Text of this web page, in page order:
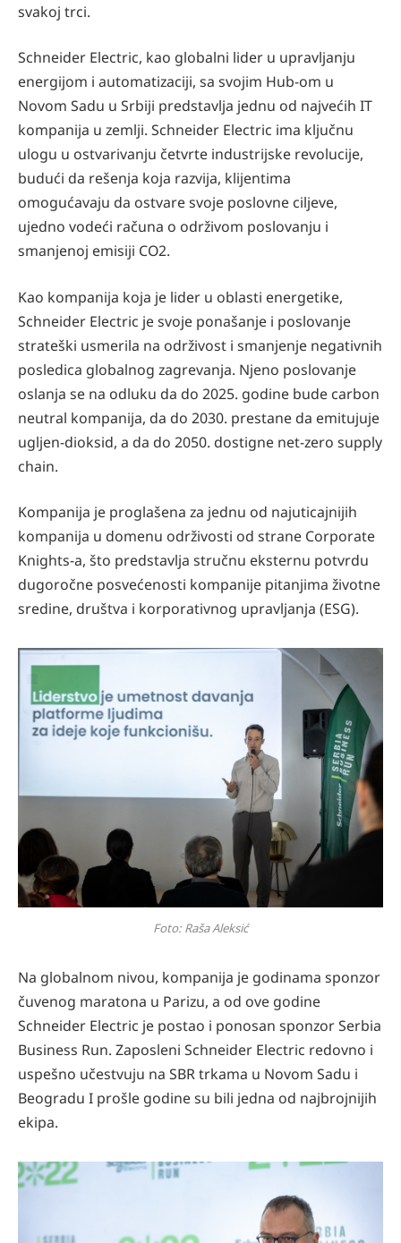
svakoj trci.
Schneider Electric, kao globalni lider u upravljanju
energijom i automatizaciji, sa svojim Hub-om u
Novom Sadu u Srbiji predstavlja jednu od najvećih IT
kompanija u zemlji. Schneider Electric ima ključnu
ulogu u ostvarivanju četvrte industrijske revolucije,
budući da rešenja koja razvija, klijentima
omogućavaju da ostvare svoje poslovne ciljeve,
ujedno vodeći računa o održivom poslovanju i
smanjenoj emisiji CO2.
Kao kompanija koja je lider u oblasti energetike,
Schneider Electric je svoje ponašanje i poslovanje
strateški usmerila na održivost i smanjenje negativnih
posledica globalnog zagrevanja. Njeno poslovanje
oslanja se na odluku da do 2025. godine bude carbon
neutral kompanija, da do 2030. prestane da emitujuje
ugljen-dioksid, a da do 2050. dostigne net-zero supply
chain.
Kompanija je proglašena za jednu od najuticajnijih
kompanija u domenu održivosti od strane Corporate
Knights-a, što predstavlja stručnu eksternu potvrdu
dugoročne posvećenosti kompanije pitanjima životne
sredine, društva i korporativnog upravljanja (ESG).
Foto: Raša Aleksić
Na globalnom nivou, kompanija je godinama sponzor
čuvenog maratona u Parizu, a od ove godine
Schneider Electric je postao i ponosan sponzor Serbia
Business Run. Zaposleni Schneider Electric redovno i
uspešno učestvuju na SBR trkama u Novom Sadu i
Beogradu I prošle godine su bili jedna od najbrojnijih
ekipa.